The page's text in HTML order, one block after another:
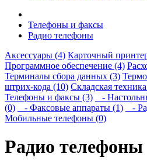
Телефоны и факсы
Радио телефоны
Аксессуары (4) Карточный
Программное обеспечение (4)
Терминалы сбора данных (3)
штрих-кода (10) Складская
Телефоны и факсы (3)
-
(0)
- Факсовые аппараты (1) -
Мобильные телефоны (0)
Радио телефоны